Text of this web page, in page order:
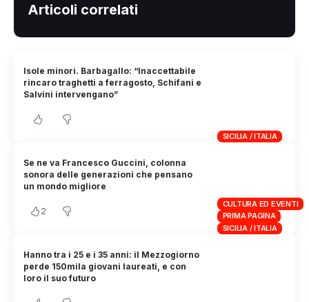
Articoli correlati
SICILIA / ITALIA
Isole minori. Barbagallo: “Inaccettabile
rincaro traghetti a ferragosto, Schifani e
Salvini intervengano”
CULTURA ED EVENTI
PRIMA PAGINA
SICILIA / ITALIA
Se ne va Francesco Guccini, colonna
sonora delle generazioni che pensano
un mondo migliore
2
Hanno tra i 25 e i 35 anni: il Mezzogiorno
perde 150mila giovani laureati, e con
loro il suo futuro